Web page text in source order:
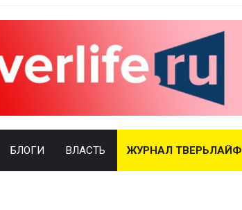
БЛОГИ ВЛАСТЬ ЖУРНАЛ ТВЕРЬЛАЙФ